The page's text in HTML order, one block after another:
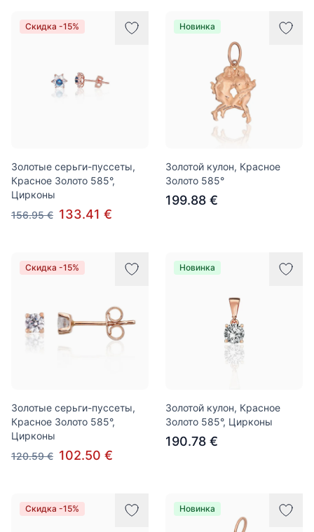
Скидка -15%
Золотые серьги-пуссеты,
Красное Золото 585°,
Цирконы
156.95 € 133.41 €
Новинка
Золотой кулон, Красное
Золото 585°
199.88 €
Скидка -15%
Золотые серьги-пуссеты,
Красное Золото 585°,
Цирконы
120.59 € 102.50 €
Новинка
Золотой кулон, Красное
Золото 585°, Цирконы
190.78 €
Скидка -15% Новинка